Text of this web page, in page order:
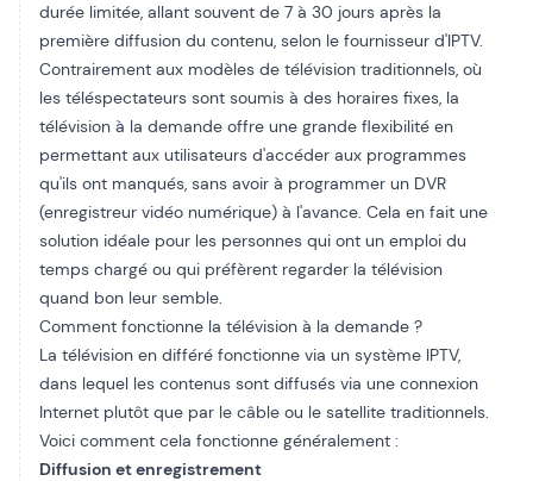
durée limitée, allant souvent de 7 à 30 jours après la
première diffusion du contenu, selon le fournisseur d'IPTV.
Contrairement aux modèles de télévision traditionnels, où
les téléspectateurs sont soumis à des horaires fixes, la
télévision à la demande offre une grande flexibilité en
permettant aux utilisateurs d'accéder aux programmes
qu'ils ont manqués, sans avoir à programmer un DVR
(enregistreur vidéo numérique) à l'avance. Cela en fait une
solution idéale pour les personnes qui ont un emploi du
temps chargé ou qui préfèrent regarder la télévision
quand bon leur semble.
Comment fonctionne la télévision à la demande ?
La télévision en différé fonctionne via un système IPTV,
dans lequel les contenus sont diffusés via une connexion
Internet plutôt que par le câble ou le satellite traditionnels.
Voici comment cela fonctionne généralement :
Diffusion et enregistrement